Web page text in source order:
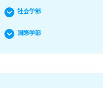
社会学部
国際学部